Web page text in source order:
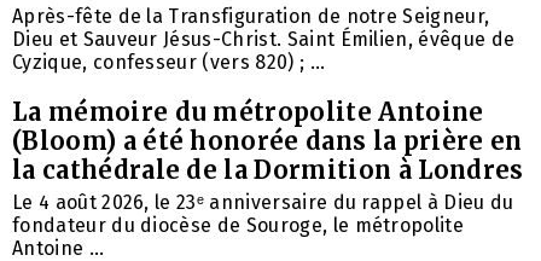
Après-fête de la Transfiguration de notre Seigneur,
Dieu et Sauveur Jésus-Christ. Saint Émilien, évêque de
Cyzique, confesseur (vers 820) ; ...
La mémoire du métropolite Antoine
(Bloom) a été honorée dans la prière en
la cathédrale de la Dormition à Londres
Le 4 août 2026, le 23ᵉ anniversaire du rappel à Dieu du
fondateur du diocèse de Souroge, le métropolite
Antoine ...